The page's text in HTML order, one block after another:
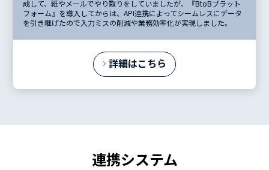
成して、紙やメールでやり取りをしていましたが、『BtoBプラット
フォーム』を導入してからは、API連携によってシームレスにデータ
を引き継げたので入力ミスの削減や業務効率化が実現しました。
詳細はこちら
連携システム